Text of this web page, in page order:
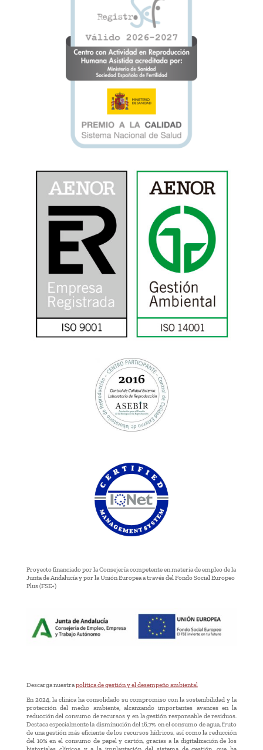
Proyecto financiado por la Consejería competente en materia de empleo de la
Junta de Andalucía y por la Unión Europea a través del Fondo Social Europeo
Plus (FSE+)
Descarga nuestrapolítica de gestión y el desempeño ambiental
En 2024, la clínica ha consolidado su compromiso con la sostenibilidad y la
protección del medio ambiente, alcanzando importantes avances en la
reducción del consumo de recursos y en la gestión responsable de residuos.
Destaca especialmente la disminución del 16,7% en el consumo de agua, fruto
de una gestión más eficiente de los recursos hídricos, así como la reducción
del 10% en el consumo de papel y cartón, gracias a la digitalización de los